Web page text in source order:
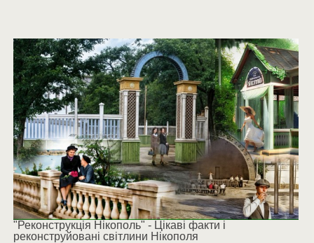
"Реконструкція Нікополь" - Цікаві факти і
реконструйовані світлини Нікополя